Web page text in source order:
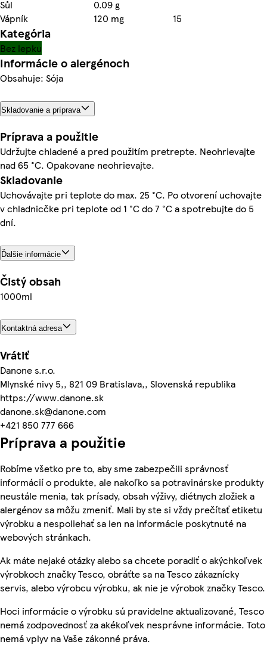
Sůl
0.09 g
Vápník
120 mg 15
Kategória
Bez lepku
Informácie o alergénoch
Obsahuje: Sója
Skladovanie a príprava
Príprava a použitie
Udržujte chladené a pred použitím pretrepte. Neohrievajte
nad 65 °C. Opakovane neohrievajte.
Skladovanie
Uchovávajte pri teplote do max. 25 °C. Po otvorení uchovajte
v chladnicčke pri teplote od 1 °C do 7 °C a spotrebujte do 5
dní.
Ďalšie informácie
Čistý obsah
1000ml
Kontaktná adresa
Vrátiť
Danone s.r.o.
Mlynské nivy 5,, 821 09 Bratislava,, Slovenská republika
https://www.danone.sk
danone.sk@danone.com
+421 850 777 666
Príprava a použitie
Robíme všetko pre to, aby sme zabezpečili správnosť
informácií o produkte, ale nakoľko sa potravinárske produkty
neustále menia, tak prísady, obsah výživy, diétnych zložiek a
alergénov sa môžu zmeniť. Mali by ste si vždy prečítať etiketu
výrobku a nespoliehať sa len na informácie poskytnuté na
webových stránkach.
Ak máte nejaké otázky alebo sa chcete poradiť o akýchkoľvek
výrobkoch značky Tesco, obráťte sa na Tesco zákaznícky
servis, alebo výrobcu výrobku, ak nie je výrobok značky Tesco.
Hoci informácie o výrobku sú pravidelne aktualizované, Tesco
nemá zodpovednosť za akékoľvek nesprávne informácie. Toto
nemá vplyv na Vaše zákonné práva.